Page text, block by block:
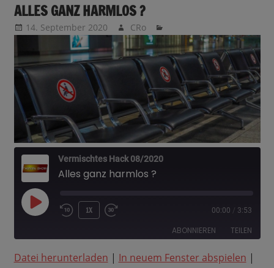
ALLES GANZ HARMLOS ?
14. September 2020 CRo
Vermischtes Hack 08/2020
Alles ganz harmlos ?
PLAY
1X 00:00 / 3:53
ABONNIEREN TEILEN
TEILEN
Datei herunterladen | In neuem Fenster abspielen |